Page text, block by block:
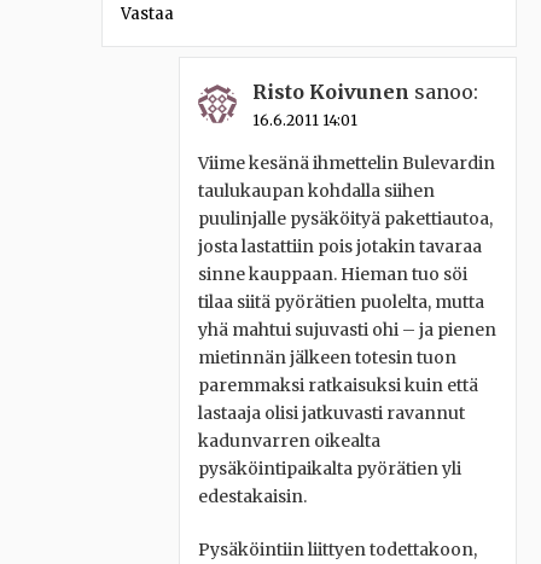
Vastaa
Risto Koivunen sanoo:
16.6.2011 14:01
Viime kesänä ihmettelin Bulevardin
taulukaupan kohdalla siihen
puulinjalle pysäköityä pakettiautoa,
josta lastattiin pois jotakin tavaraa
sinne kauppaan. Hieman tuo söi
tilaa siitä pyörätien puolelta, mutta
yhä mahtui sujuvasti ohi – ja pienen
mietinnän jälkeen totesin tuon
paremmaksi ratkaisuksi kuin että
lastaaja olisi jatkuvasti ravannut
kadunvarren oikealta
pysäköintipaikalta pyörätien yli
edestakaisin.
Pysäköintiin liittyen todettakoon,